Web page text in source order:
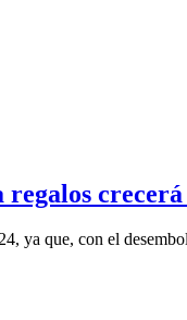
ya que, con el